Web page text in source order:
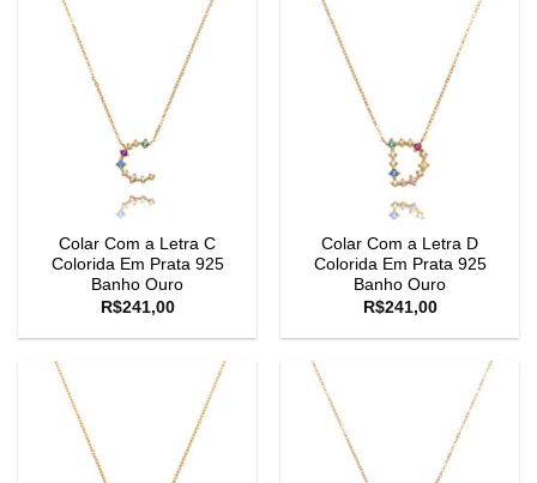
Colar Com a Letra C
Colorida Em Prata 925
Banho Ouro
R$241,00
Colar Com a Letra D
Colorida Em Prata 925
Banho Ouro
R$241,00